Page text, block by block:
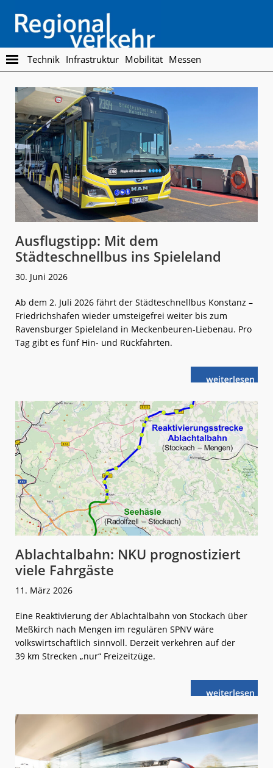
main
content
footer
Regionalverkehr
Die
Fachzeitschrift
den
Öffentlichen
Personennahverkehr
Technik Infrastruktur Mobilität Messen
Ausflugstipp: Mit dem
Städteschnellbus ins Spieleland
30. Juni 2026
Ab dem 2. Juli 2026 fährt der Städteschnellbus Konstanz –
Friedrichshafen wieder umsteigefrei weiter bis zum
Ravensburger Spieleland in Meckenbeuren-Liebenau. Pro
Tag gibt es fünf Hin- und Rückfahrten.
weiterlese
nAusflugstipp:
ins
Spieleland
Ablachtalbahn: NKU prognostiziert
viele Fahrgäste
11. März 2026
Eine Reaktivierung der Ablachtalbahn von Stockach über
Meßkirch nach Mengen im regulären SPNV wäre
volkswirtschaftlich sinnvoll. Derzeit verkehren auf der
39 km Strecken „nur“ Freizeitzüge.
weiterlese
n
viele
Fahrgäste